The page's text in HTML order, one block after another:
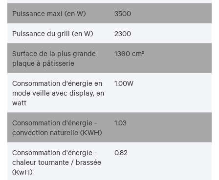
Puissance maxi (en W) 3500
Puissance du grill (en W) 2300
Surface de la plus grande
plaque à pâtisserie
1360 cm²
Consommation d'énergie en
mode veille avec display, en
watt
1.00W
Consommation d'énergie -
convection naturelle (KWH)
1.03
Consommation d'énergie -
chaleur tournante / brassée
(KwH)
0.82